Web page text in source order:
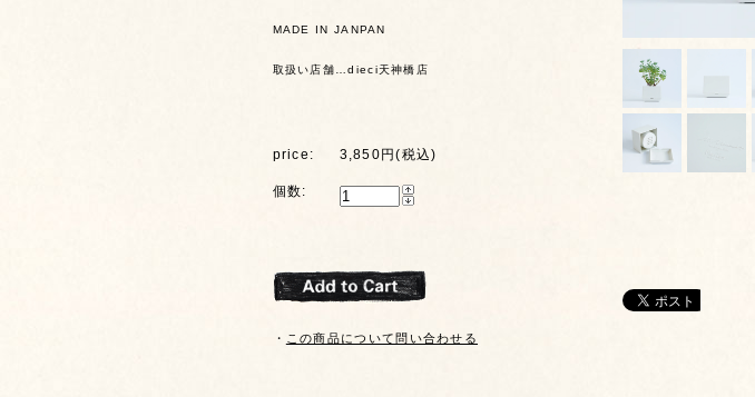
MADE IN JANPAN
取扱い店舗…dieci天神橋店
price: 3,850円(税込)
個数:
・ この商品について問い合わせる